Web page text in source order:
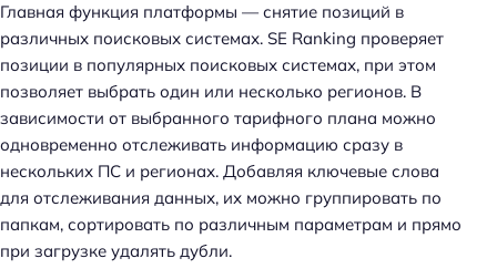
Главная функция платформы — снятие позиций в
различных поисковых системах. SE Ranking проверяет
позиции в популярных поисковых системах, при этом
позволяет выбрать один или несколько регионов. В
зависимости от выбранного тарифного плана можно
одновременно отслеживать информацию сразу в
нескольких ПС и регионах. Добавляя ключевые слова
для отслеживания данных, их можно группировать по
папкам, сортировать по различным параметрам и прямо
при загрузке удалять дубли.